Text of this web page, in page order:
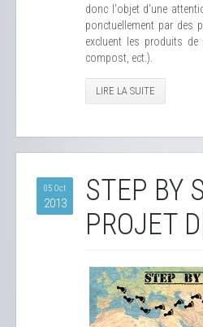
donc l'objet d'une
ponctuellement par des
excluent les produits de
compost, ect.).
LIRE LA SUITE
05 Oct
2013
STEP BY
PROJET